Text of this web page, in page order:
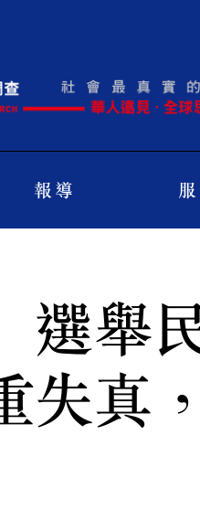
報 導
選舉
失真